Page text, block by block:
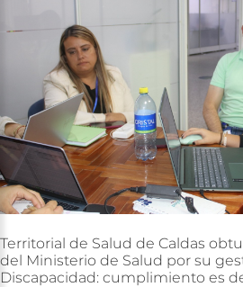
Territorial de Salud de Caldas
del Ministerio de Salud por su
Discapacidad: cumplimiento es